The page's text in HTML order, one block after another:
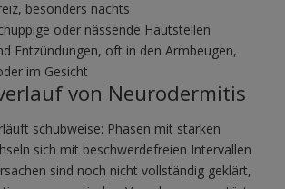
besonders nachts
oder nässende Hautstellen
Entzündungen, oft in den Armbeugen,
im Gesicht
von Neurodermitis
schubweise: Phasen mit starken
sich mit beschwerdefreien Intervallen
sind noch nicht vollständig geklärt,